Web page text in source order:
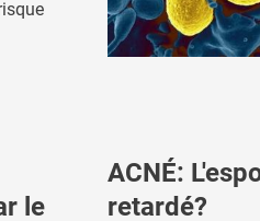
le
ACNÉ:
retardé?